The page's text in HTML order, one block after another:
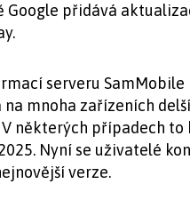
Google přidává
serveru
mnoha zařízeních
některých případech to
Nyní se uživatelé
verze.